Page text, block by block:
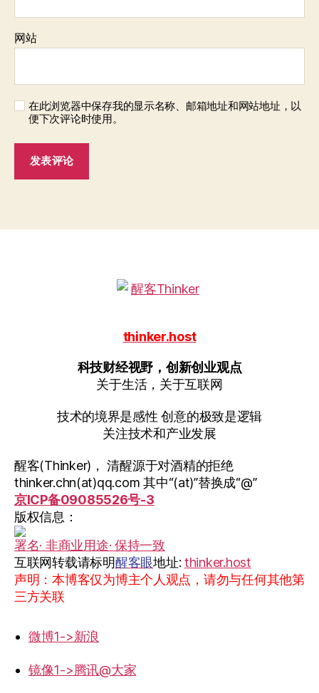
网站
在此浏览器中保存我的显示名称、邮箱地址和网站地址，以
便下次评论时使用。
thinker.host
科技财经视野，创新创业观点
关于生活，关于互联网
技术的境界是感性 创意的极致是逻辑
关注技术和产业发展
醒客(Thinker)， 清醒源于对酒精的拒绝
thinker.chn(at)qq.com 其中“(at)”替换成“@”
京ICP备09085526号-3
版权信息：
署名· 非商业用途· 保持一致
互联网转载请标明醒客眼地址: thinker.host
声明：本博客仅为博主个人观点，请勿与任何其他第
三方关联
微博1->新浪
镜像1->腾讯@大家